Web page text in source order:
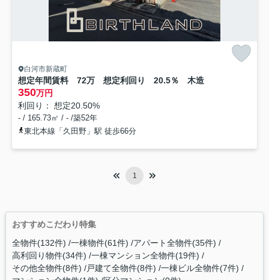
白河市新蔵町
想定年間賃料 72万 想定利回り 20.5％ 木造
350万円
利回り： 想定20.50%
- / 165.73㎡ / - /築52年
東北本線「久田野」駅 徒歩66分
1
おすすめこだわり特集
全物件(132件) 一棟物件(61件) アパート全物件(35件)
高利回り物件(34件) 一棟マンション全物件(19件)
その他全物件(8件) 戸建て全物件(8件) 一棟ビル全物件(7件)